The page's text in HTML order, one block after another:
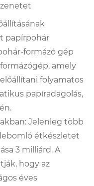
papírpohár
formázó gép
amely
folyamatos
papíradagolás,
Jelenleg több
étkészletet
3 milliárd. A
hogy az
éves